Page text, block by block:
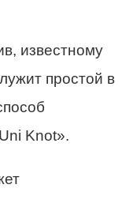
известному
простой в
Knot».